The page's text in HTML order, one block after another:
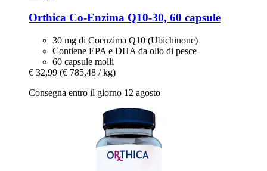
Orthica Co-​Enzima Q10-​30, 60 capsule
30 mg di Coenzima Q10 (Ubichinone)
Contiene EPA e DHA da olio di pesce
60 capsule molli
€ 32,99 (€ 785,48 / kg)
Consegna entro il giorno 12 agosto